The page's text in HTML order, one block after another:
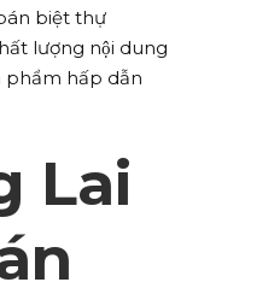
biệt thự
lượng nội dung
phẩm hấp dẫn
Lai